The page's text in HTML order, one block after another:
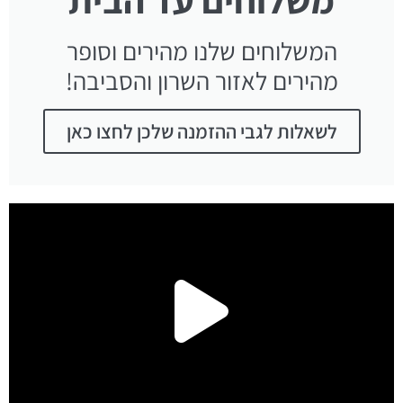
המשלוחים שלנו מהירים וסופר
מהירים לאזור השרון והסביבה!
לשאלות לגבי ההזמנה שלכן לחצו כאן